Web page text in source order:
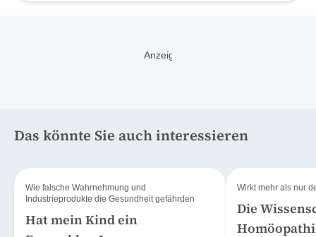
Das könnte Sie auch interessieren
Wie falsche Wahrnehmung und
Industrieprodukte die Gesundheit gefährden
Hat mein Kind ein
Wirkt mehr als nur
Die